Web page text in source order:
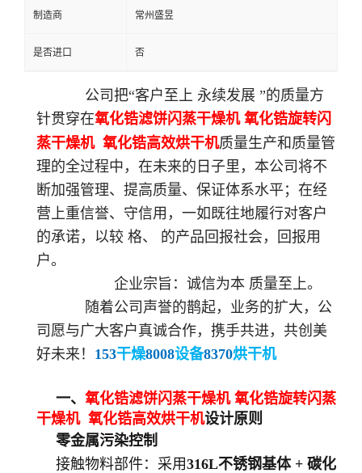
制造商 常州盛昱
是否进口 否
公司把“客户至上 永续发展 ”的质量方
针贯穿在氧化锆滤饼闪蒸干燥机 氧化锆旋转闪
蒸干燥机 氧化锆高效烘干机质量生产和质量管
理的全过程中，在未来的日子里，本公司将不
断加强管理、提高质量、保证体系水平；在经
营上重信誉、守信用，一如既往地履行对客户
的承诺，以较 格、 的产品回报社会，回报用
户。
企业宗旨：诚信为本 质量至上。
随着公司声誉的鹊起，业务的扩大，公
司愿与广大客户真诚合作，携手共进，共创美
好未来！ 153干燥8008设备8370烘干机
一、 氧化锆滤饼闪蒸干燥机 氧化锆旋转闪蒸
干燥机 氧化锆高效烘干机设计原则
零金属污染控制
接触物料部件：采用316L不锈钢基体 + 碳化